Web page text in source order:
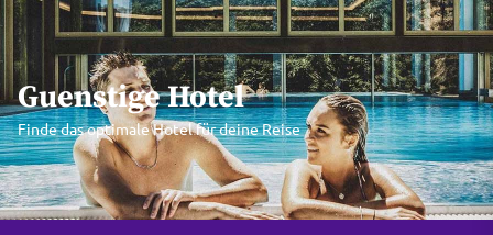
Skip
the
content
Guenstige Hotel
Finde das optimale Hotel für deine Reise